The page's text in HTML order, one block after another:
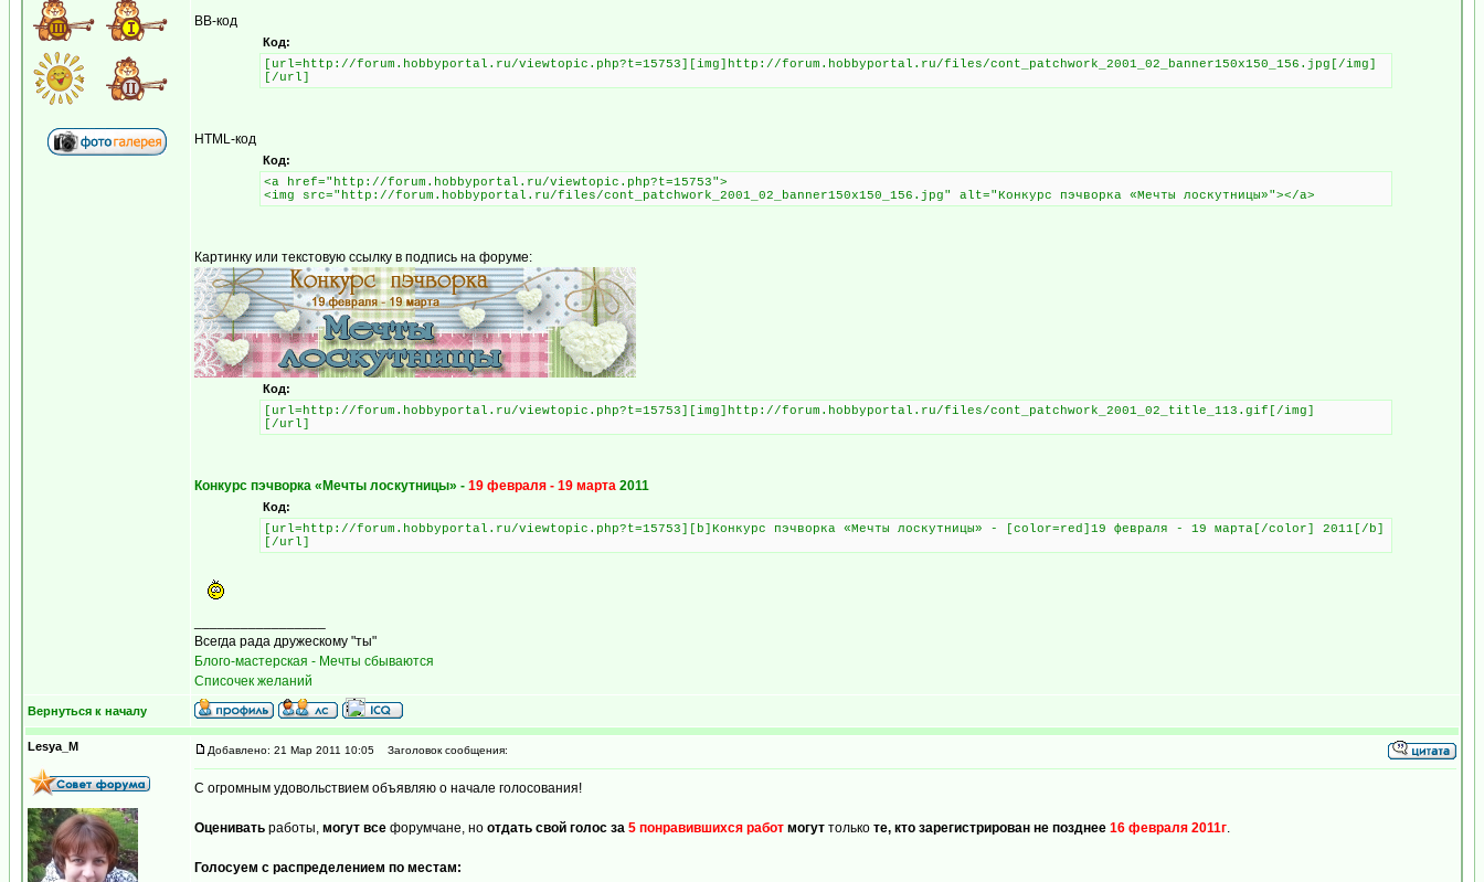
BB-код
Код:
[url=http://forum.hobbyportal.ru/viewtopic.php?t=15753][img]http://forum.hobbyportal.ru/files/cont_patchwork_2001_02_banner150x150_156.jpg[/img]
[/url]
HTML-код
Код:
<a href="http://forum.hobbyportal.ru/viewtopic.php?t=15753">
<img src="http://forum.hobbyportal.ru/files/cont_patchwork_2001_02_banner150x150_156.jpg" alt="Конкурс пэчворка «Мечты лоскутницы»"></a>
Картинку или текстовую ссылку в подпись на форуме:
Код:
[url=http://forum.hobbyportal.ru/viewtopic.php?t=15753][img]http://forum.hobbyportal.ru/files/cont_patchwork_2001_02_title_113.gif[/img]
[/url]
Конкурс пэчворка «Мечты лоскутницы» - 19 февраля - 19 марта 2011
Код:
[url=http://forum.hobbyportal.ru/viewtopic.php?t=15753][b]Конкурс пэчворка «Мечты лоскутницы» - [color=red]19 февраля - 19 марта[/color] 2011[/b]
[/url]
Всегда рада дружескому "ты"
Блого-мастерская - Мечты сбываются
Списочек желаний
Вернуться к началу
Lesya_M Добавлено: 21 Мар 2011 10:05 Заголовок сообщения:
С огромным удовольствием объявляю о начале голосования!
Оценивать работы, могут все форумчане, но отдать свой голос за 5 понравившихся работ могут только те, кто зарегистрирован не позднее 16 февраля 2011г.
Голосуем с распределением по местам: